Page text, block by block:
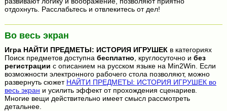
отдохнуть. Расслабьтесь и отвлекитесь от дел!
Во весь экран
Игра НАЙТИ ПРЕДМЕТЫ: ИСТОРИЯ ИГРУШЕК в категориях
Поиск предметов доступна бесплатно , круглосуточно и без
регистрации с описанием на русском языке на Min2Win. Если
возможности электронного рабочего стола позволяют, можно
развернуть сюжет НАЙТИ ПРЕДМЕТЫ: ИСТОРИЯ ИГРУШЕК во
весь экран и усилить эффект от прохождения сценариев.
Многие вещи действительно имеет смысл рассмотреть
детальнее.